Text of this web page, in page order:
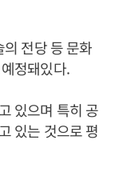
전당 등 문화
정돼있다.
있으며 특히 공
있는 것으로 평